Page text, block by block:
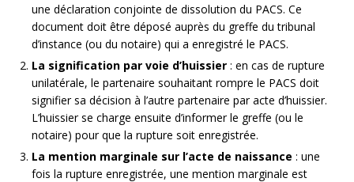
une déclaration conjointe de dissolution du PACS. Ce
document doit être déposé auprès du greffe du tribunal
d’instance (ou du notaire) qui a enregistré le PACS.
La signification par voie d’huissier : en cas de rupture
unilatérale, le partenaire souhaitant rompre le PACS doit
signifier sa décision à l’autre partenaire par acte d’huissier.
L’huissier se charge ensuite d’informer le greffe (ou le
notaire) pour que la rupture soit enregistrée.
La mention marginale sur l’acte de naissance : une
fois la rupture enregistrée, une mention marginale est